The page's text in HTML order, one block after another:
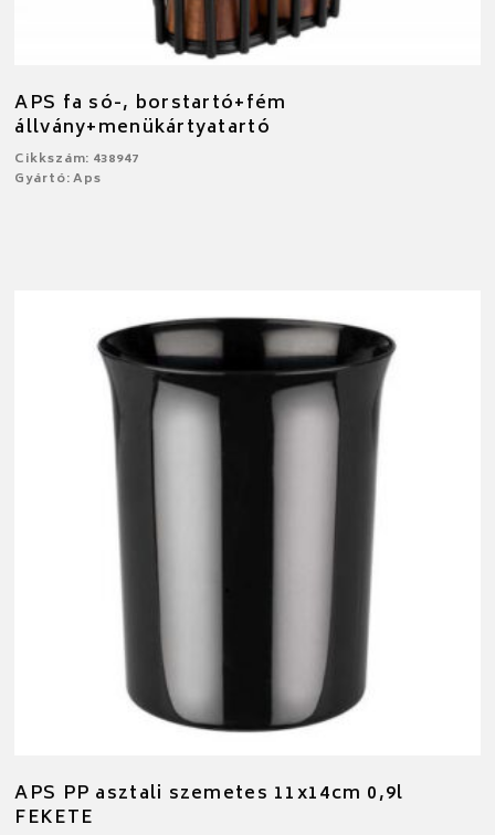
APS fa só-, borstartó+fém
állvány+menükártyatartó
Cikkszám: 438947
Gyártó: Aps
APS PP asztali szemetes 11x14cm 0,9l
FEKETE